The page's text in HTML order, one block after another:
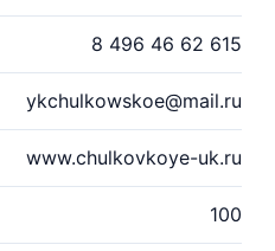
8 496 46 62 615
ykchulkowskoe@mail.ru
www.chulkovkoye-uk.ru
100